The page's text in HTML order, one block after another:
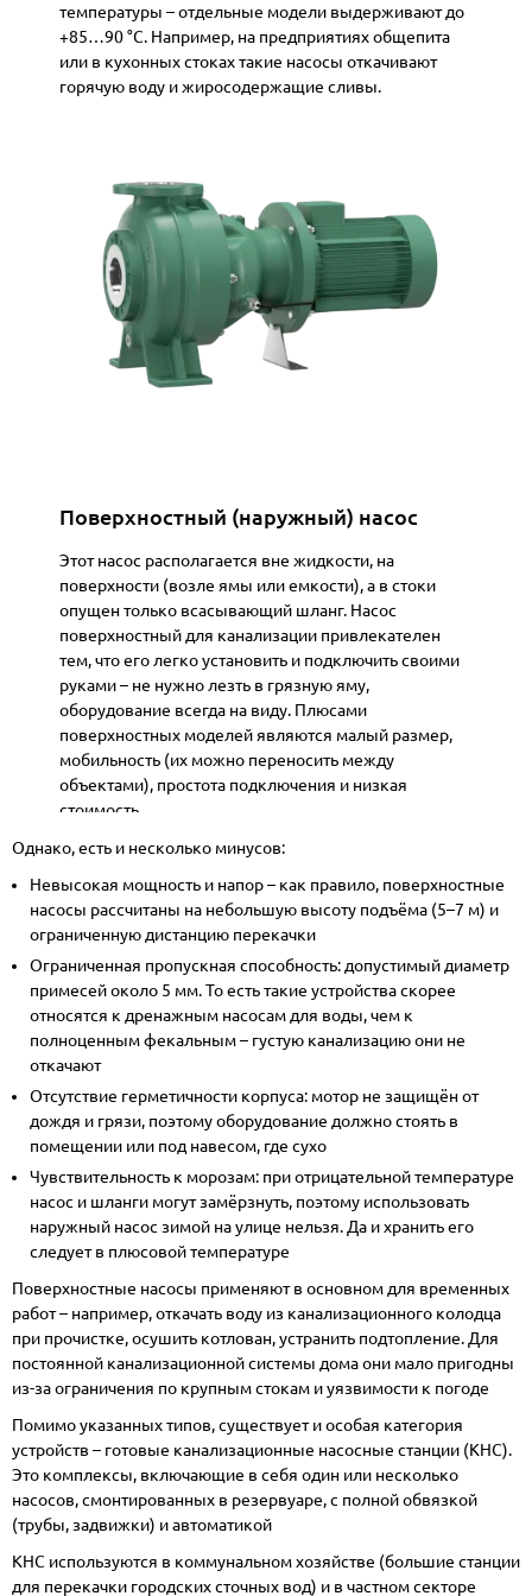
температуры – отдельные модели выдерживают до
+85…90 °C. Например, на предприятиях общепита
или в кухонных стоках такие насосы откачивают
горячую воду и жиросодержащие сливы.
исполнении не делают насосы с измельчителем.
Они рассчитаны на относительно жидкие стоки без
большого количества твёрдых включений (иначе
частично погружённый насос может засориться или
выйти из строя). Корпус мотора может быть
изготовлен из металла или прочного пластика –
учитывая, что он не контактирует с жидкостью.
Такой тип менее распространён, но может быть
полезен в ситуациях, когда нужен быстросъёмный
Поверхностный (наружный) насос
Этот насос располагается вне жидкости, на
поверхности (возле ямы или емкости), а в стоки
опущен только всасывающий шланг. Насос
поверхностный для канализации привлекателен
тем, что его легко установить и подключить своими
руками – не нужно лезть в грязную яму,
оборудование всегда на виду. Плюсами
поверхностных моделей являются малый размер,
мобильность (их можно переносить между
объектами), простота подключения и низкая
стоимость
Однако, есть и несколько минусов:
Невысокая мощность и напор – как правило, поверхностные
насосы рассчитаны на небольшую высоту подъёма (5–7 м) и
ограниченную дистанцию перекачки
Ограниченная пропускная способность: допустимый диаметр
примесей около 5 мм. То есть такие устройства скорее
относятся к дренажным насосам для воды, чем к
полноценным фекальным – густую канализацию они не
откачают
Отсутствие герметичности корпуса: мотор не защищён от
дождя и грязи, поэтому оборудование должно стоять в
помещении или под навесом, где сухо
Чувствительность к морозам: при отрицательной температуре
насос и шланги могут замёрзнуть, поэтому использовать
наружный насос зимой на улице нельзя. Да и хранить его
следует в плюсовой температуре
Поверхностные насосы применяют в основном для временных
работ – например, откачать воду из канализационного колодца
при прочистке, осушить котлован, устранить подтопление. Для
постоянной канализационной системы дома они мало пригодны
из-за ограничения по крупным стокам и уязвимости к погоде
Помимо указанных типов, существует и особая категория
устройств – готовые канализационные насосные станции (КНС).
Это комплексы, включающие в себя один или несколько
насосов, смонтированных в резервуаре, с полнойобвязкой
(трубы, задвижки) и автоматикой
КНС используются в коммунальном хозяйстве (большие станции
для перекачки городских сточных вод) и в частном секторе